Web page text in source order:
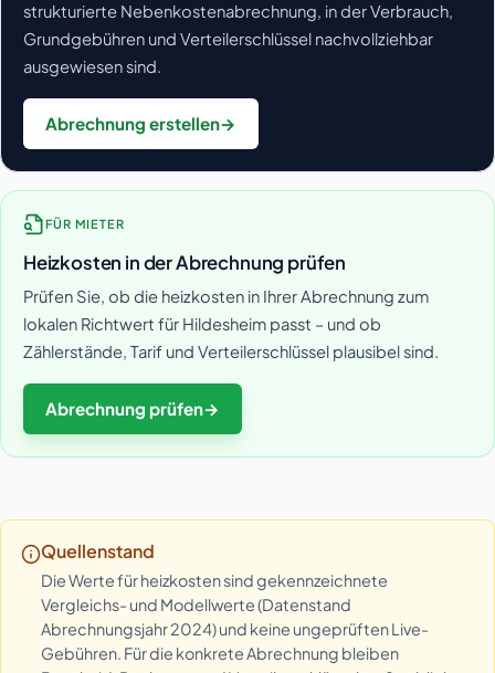
strukturierte Nebenkostenabrechnung, in der Verbrauch,
Grundgebühren und Verteilerschlüssel nachvollziehbar
ausgewiesen sind.
Abrechnung erstellen→
FÜR MIETER
Heizkosten in der Abrechnung prüfen
Prüfen Sie, ob die heizkosten in Ihrer Abrechnung zum
lokalen Richtwert für Hildesheim passt – und ob
Zählerstände, Tarif und Verteilerschlüssel plausibel sind.
Abrechnung prüfen→
Quellenstand
Die Werte für heizkosten sind gekennzeichnete
Vergleichs- und Modellwerte (Datenstand
Abrechnungsjahr 2024) und keine ungeprüften Live-
Gebühren. Für die konkrete Abrechnung bleiben